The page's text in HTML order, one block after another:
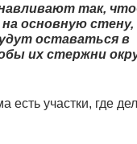
так,
основную стену,
оставаться в
их стержни
есть участки, где